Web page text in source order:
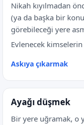
Nikah kıyılmadan
(ya da başka bir
görebileceği yere
Evlenecek
Askıya çıkarmak
Ayağı düşmek
Bir yere uğramak, o